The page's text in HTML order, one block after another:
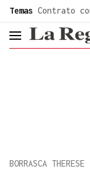
Temas Contrato
header.menu.open
BORRASCA THERESE